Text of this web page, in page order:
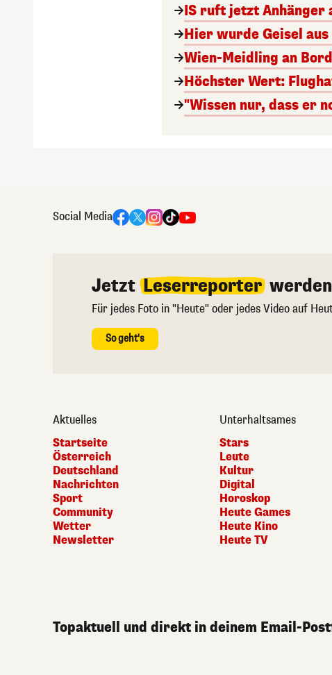
IS ruft jetzt
Hier wurde Geisel
Wien-Meidling an
Höchster Wert:
"Wissen nur, dass er
Social Media
Jetzt Leserreporter
Für jedes Foto in "Heute" oder jedes Video auf
So geht's
Aktuelles
Startseite
Österreich
Deutschland
Nachrichten
Sport
Community
Wetter
Newsletter
Unterhaltsames
Stars
Leute
Kultur
Digital
Horoskop
Heute Games
Heute Kino
Heute TV
Topaktuell und direkt in deinem Email-